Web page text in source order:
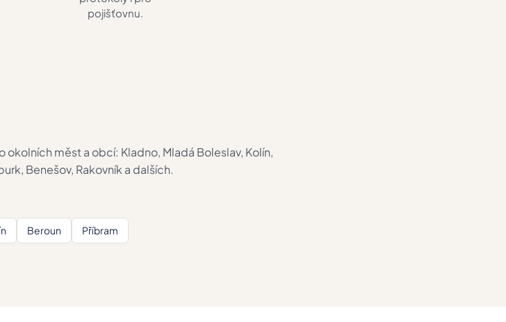
pojišťovnu.
měst a obcí: Kladno, Mladá Boleslav, Kolín,
Benešov, Rakovník a dalších.
Beroun Příbram